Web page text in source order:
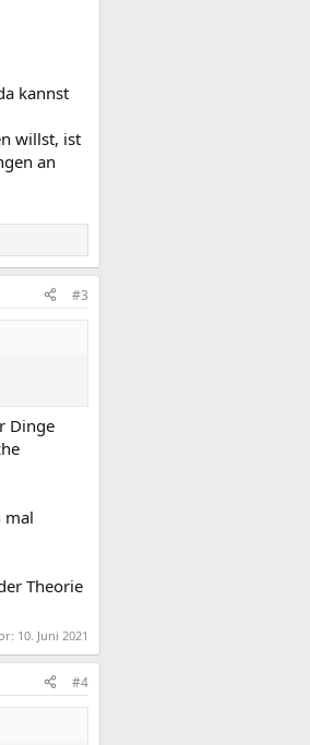
kannst
willst, ist
an
#3
Dinge
mal
Theorie
10. Juni 2021
#4